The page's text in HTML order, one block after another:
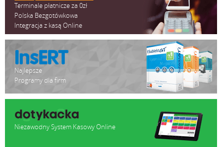
Terminale płatnicze za 0zł
Polska Bezgotówkowa
Integracja z kasą Online
Najlepsze
Programy dla firm
Niezawodny System Kasowy Online